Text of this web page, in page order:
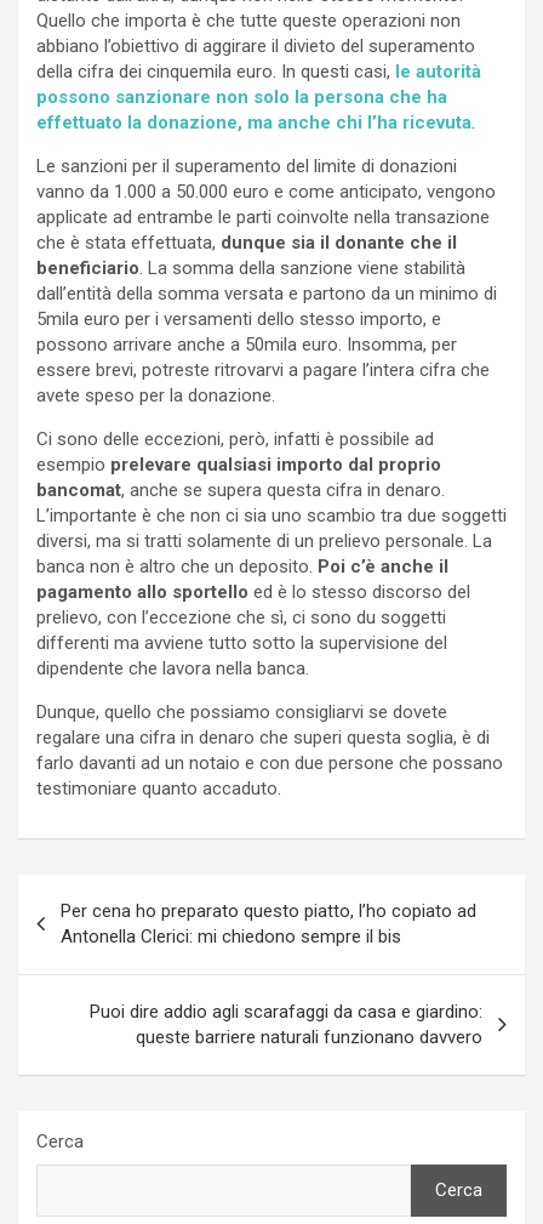
Quello che importa è che tutte queste operazioni non
abbiano l’obiettivo di aggirare il divieto del superamento
della cifra dei cinquemila euro. In questi casi, le autorità
possono sanzionare non solo la persona che ha
effettuato la donazione, ma anche chi l’ha ricevuta.
Le sanzioni per il superamento del limite di donazioni
vanno da 1.000 a 50.000 euro e come anticipato, vengono
applicate ad entrambe le parti coinvolte nella transazione
che è stata effettuata, dunque sia il donante che il
beneficiario. La somma della sanzione viene stabilità
dall’entità della somma versata e partono da un minimo di
5mila euro per i versamenti dello stesso importo, e
possono arrivare anche a 50mila euro. Insomma, per
essere brevi, potreste ritrovarvi a pagare l’intera cifra che
avete speso per la donazione.
Ci sono delle eccezioni, però, infatti è possibile ad
esempio prelevare qualsiasi importo dal proprio
bancomat, anche se supera questa cifra in denaro.
L’importante è che non ci sia uno scambio tra due soggetti
diversi, ma si tratti solamente di un prelievo personale. La
banca non è altro che un deposito. Poi c’è anche il
pagamento allo sportello ed è lo stesso discorso del
prelievo, con l’eccezione che sì, ci sono du soggetti
differenti ma avviene tutto sotto la supervisione del
dipendente che lavora nella banca.
Dunque, quello che possiamo consigliarvi se dovete
regalare una cifra in denaro che superi questa soglia, è di
farlo davanti ad un notaio e con due persone che possano
testimoniare quanto accaduto.
articoli
Per cena ho preparato questo piatto, l’ho copiato ad
Antonella Clerici: mi chiedono sempre il bis
Puoi dire addio agli scarafaggi da casa e giardino:
queste barriere naturali funzionano davvero
Cerca
Cerca